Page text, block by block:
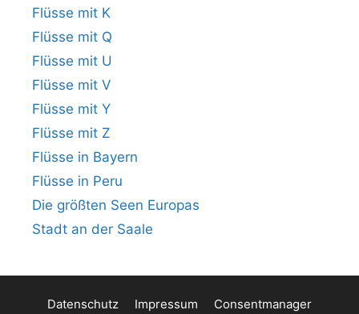
Flüsse mit K
Flüsse mit Q
Flüsse mit U
Flüsse mit V
Flüsse mit Y
Flüsse mit Z
Flüsse in Bayern
Flüsse in Peru
Die größten Seen Europas
Stadt an der Saale
Datenschutz Impressum Consentmanager